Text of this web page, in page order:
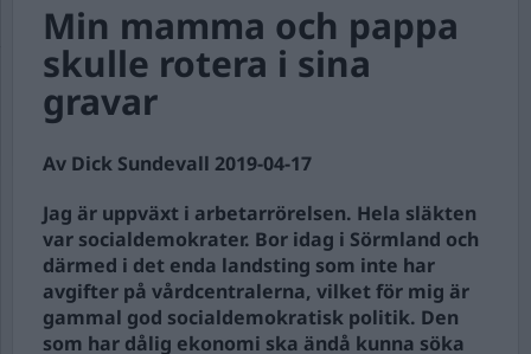
Min mamma och pappa
skulle rotera i sina
gravar
Av Dick Sundevall 2019-04-17
Jag är uppväxt i arbetarrörelsen. Hela släkten
var socialdemokrater. Bor idag i Sörmland och
därmed i det enda landsting som inte har
avgifter på vårdcentralerna, vilket för mig är
gammal god socialdemokratisk politik. Den
som har dålig ekonomi ska ändå kunna söka